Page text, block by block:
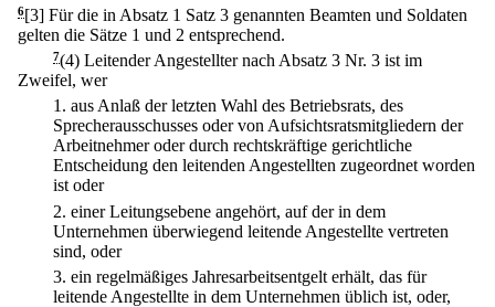
6[3] Für die in Absatz 1 Satz 3 genannten Beamten und Soldaten
gelten die Sätze 1 und 2 entsprechend.
7(4) Leitender Angestellter nach Absatz 3 Nr. 3 ist im
Zweifel, wer
1. aus Anlaß der letzten Wahl des Betriebsrats, des
Sprecherausschusses oder von Aufsichtsratsmitgliedern der
Arbeitnehmer oder durch rechtskräftige gerichtliche
Entscheidung den leitenden Angestellten zugeordnet worden
ist oder
2. einer Leitungsebene angehört, auf der in dem
Unternehmen überwiegend leitende Angestellte vertreten
sind, oder
3. ein regelmäßiges Jahresarbeitsentgelt erhält, das für
leitende Angestellte in dem Unternehmen üblich ist, oder,